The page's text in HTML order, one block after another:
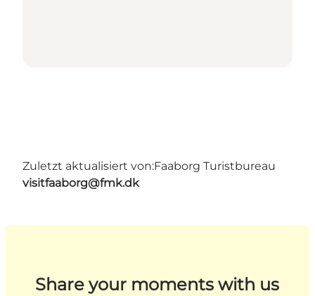
Zuletzt aktualisiert von:Faaborg Turistbureau
visitfaaborg@fmk.dk
Share your moments with us